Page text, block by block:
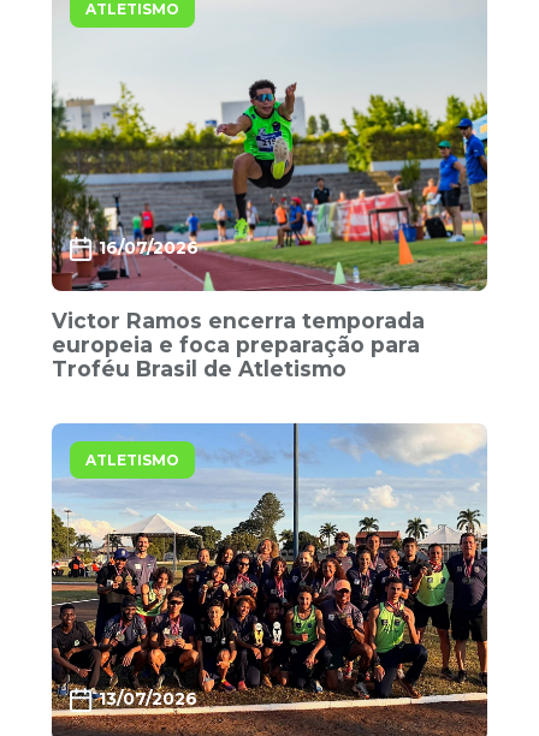
ATLETISMO
16/07/2026
Victor Ramos encerra temporada
europeia e foca preparação para
Troféu Brasil de Atletismo
ATLETISMO
13/07/2026